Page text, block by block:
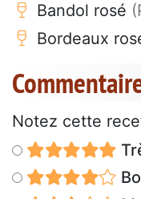
Bandol rosé
Bordeaux
Notez cette